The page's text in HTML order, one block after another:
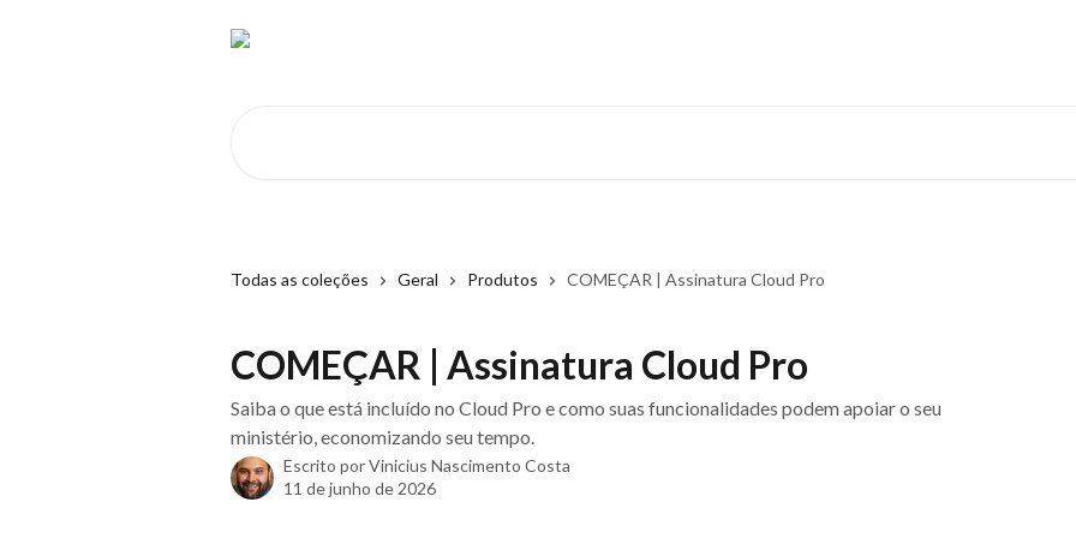
Todas as coleções Geral Produtos COMEÇAR | Assinatura Cloud Pro
COMEÇAR | Assinatura Cloud Pro
Saiba o que está incluído no Cloud Pro e como suas funcionalidades podem apoiar o seu
ministério, economizando seu tempo.
Escrito porVinicius Nascimento Costa
11 de junho de 2026